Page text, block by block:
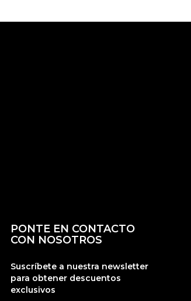
PONTE EN CONTACTO
CON NOSOTROS
Suscríbete a nuestra newsletter
para obtener descuentos
exclusivos